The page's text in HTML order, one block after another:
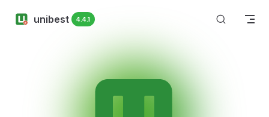
Skip to content
unibest 4.4.1